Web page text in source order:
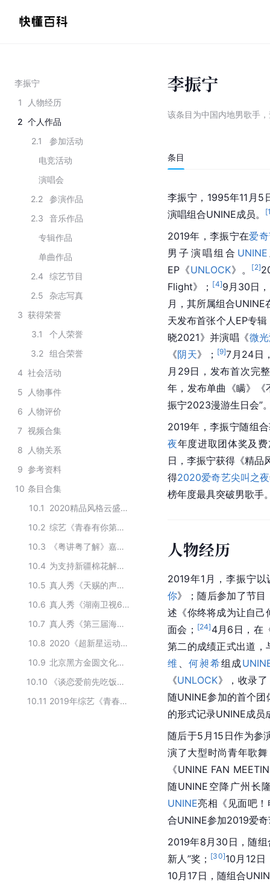
李振宁
1
人物经历
2 个人作品
2.1
参加活动
电竞活动
演唱会
2.2
参演作品
2.3
音乐作品
专辑作品
单曲作品
2.4
综艺节目
2.5
杂志写真
3 获得荣誉
3.1
个人荣誉
3.2
组合荣誉
4 社会活动
5
人物事件
6
人物评价
7 视频合集
8
人物关系
9 参考资料
10 条目合集
10.1
2020精品风格云盛典获奖艺人
10.2
综艺《青春有你第一季》的成团人员
10.3
《粤讲粤了解》嘉宾阵容
10.4
为支持新疆棉花解约的中国艺人
10.5
真人秀《天赐的声音 第二季》的演职人员
10.6
真人秀《湖南卫视618超拼夜》主要演员
10.7
真人秀《第三届海南岛国际电影节闭幕式暨颁奖典礼》的参演人员
10.8
2020《超新星运动会》热血赛区参加成员
10.9
北京黑方金圆文化传媒旗下艺人
10.10
《谈恋爱前先吃饭》的主要演员
10.11
2019年综艺《青春有你第一季》参赛选手
李振宁
该条目为中国内地男歌手 ，
条目
李振宁，1995年11月5
演唱组合UNINE成员。
[
2019年，李振宁在爱
男子演唱组合 UNINE
EP《UNLOCK》。 [2]
Flight》； [4]9月30日
月，其所属组合
天发布首张个人EP专
晓2021》并演唱《微
《阴天》； [9]7月24日
月29日，发布首次完
年，发布单曲《瞒》《
振宁2023漫游生日会”
2019年，李振宁随组
夜年度进取团体奖及
日，李振宁获得《精品
得2020爱奇艺尖叫之夜
榜年度最具突破男歌手
人物经历
2019年1月，李振宁
你》；随后参加了节目
述《你终将成为让自己
面会； [24] 4月6日，在
第二的成绩正式出道，
维
、何昶希组成
《UNLOCK》，收录了
随UNINE参加的首个
的形式记录UNINE成员
随后于5月15日作为参
演了大型时尚青年歌
《UNINE FAN
随UNINE 空降广州长
UNINE亮相《见面吧
合UNINE参加2019爱
2019年8月30日，随
新人”奖； [30]10月12日
10月17日，随组合